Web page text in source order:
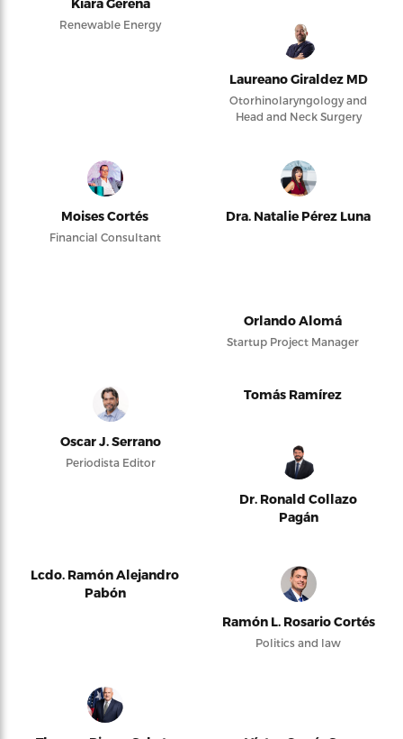
Kiara Gerena
Renewable Energy
Laureano Giraldez MD
Otorhinolaryngology and
Head and Neck Surgery
Moises Cortés
Financial Consultant
Dra. Natalie Pérez Luna
Orlando Alomá
Startup Project Manager
Oscar J. Serrano
Periodista Editor
Tomás Ramírez
Dr. Ronald Collazo
Pagán
Lcdo. Ramón Alejandro
Pabón
Ramón L. Rosario Cortés
Politics and law